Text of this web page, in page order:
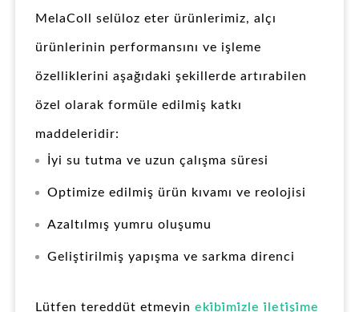
MelaColl selüloz eter ürünlerimiz, alçı
ürünlerinin performansını ve işleme
özelliklerini aşağıdaki şekillerde artırabilen
özel olarak formüle edilmiş katkı
maddeleridir:
İyi su tutma ve uzun çalışma süresi
Optimize edilmiş ürün kıvamı ve reolojisi
Azaltılmış yumru oluşumu
Geliştirilmiş yapışma ve sarkma direnci
Lütfen tereddüt etmeyin eki̇bi̇mi̇zle i̇leti̇şi̇me